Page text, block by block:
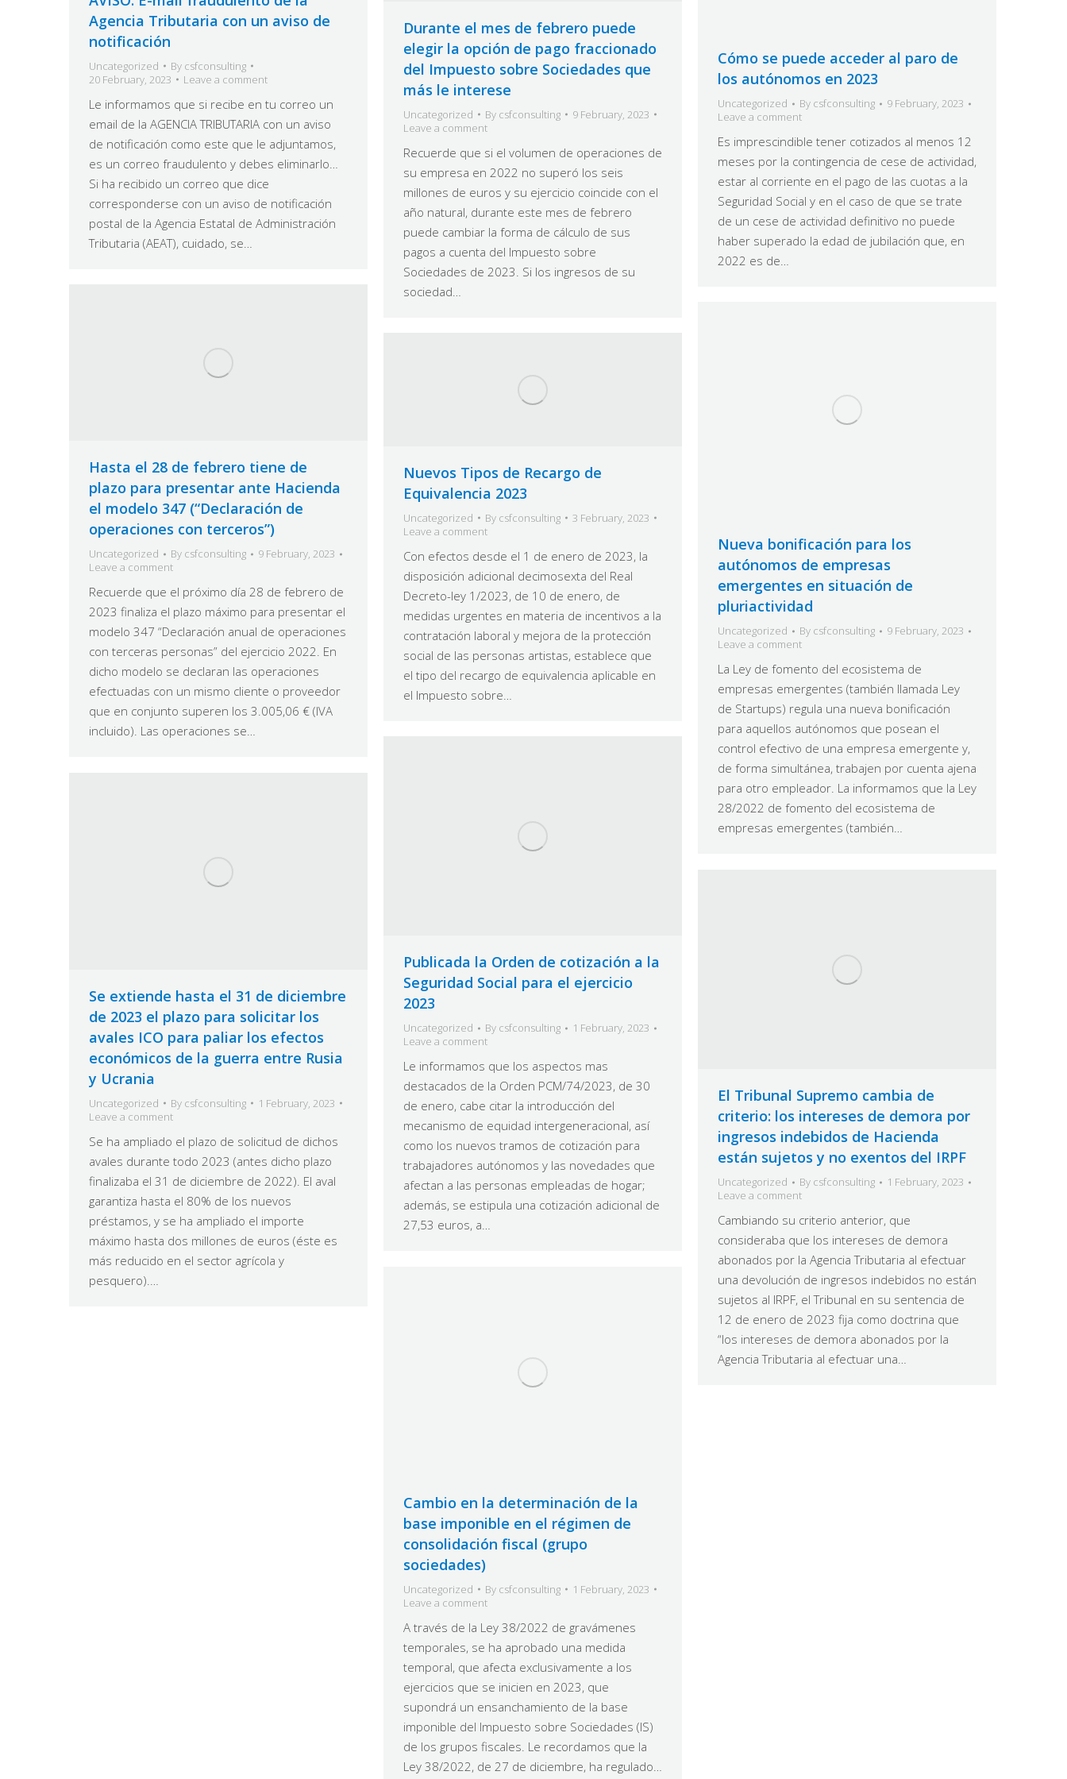
Agencia Tributaria con un aviso de
notificación
Uncategorized By csfconsulting
20 February, 2023
Leave a comment
Le informamos que si recibe en tu correo un
email de la AGENCIA TRIBUTARIA con un aviso
de notificación como este que le adjuntamos,
es un correo fraudulento y debes eliminarlo…
Si ha recibido un correo que dice
corresponderse con un aviso de notificación
postal de la Agencia Estatal de Administración
Tributaria (AEAT), cuidado, se…
Durante el mes de febrero puede
elegir la opción de pago fraccionado
del Impuesto sobre Sociedades que
más le interese
Uncategorized By csfconsulting
9 February, 2023
Leave a comment
Recuerde que si el volumen de operaciones de
su empresa en 2022 no superó los seis
millones de euros y su ejercicio coincide con el
año natural, durante este mes de febrero
puede cambiar la forma de cálculo de sus
pagos a cuenta del Impuesto sobre
Sociedades de 2023. Si los ingresos de su
sociedad…
Cómo se puede acceder al paro de
los autónomos en 2023
Uncategorized By csfconsulting
9 February, 2023
Leave a comment
Es imprescindible tener cotizados al menos 12
meses por la contingencia de cese de actividad,
estar al corriente en el pago de las cuotas a la
Seguridad Social y en el caso de que se trate
de un cese de actividad definitivo no puede
haber superado la edad de jubilación que, en
2022 es de…
Hasta el 28 de febrero tiene de
plazo para presentar ante Hacienda
el modelo 347 (“Declaración de
operaciones con terceros”)
Uncategorized By csfconsulting
9 February, 2023
Leave a comment
Recuerde que el próximo día 28 de febrero de
2023 finaliza el plazo máximo para presentar el
modelo 347 “Declaración anual de operaciones
con terceras personas” del ejercicio 2022. En
dicho modelo se declaran las operaciones
efectuadas con un mismo cliente o proveedor
que en conjunto superen los 3.005,06 € (IVA
incluido). Las operaciones se…
Nueva bonificación para los
autónomos de empresas
emergentes en situación de
pluriactividad
Uncategorized By csfconsulting
9 February, 2023
Leave a comment
La Ley de fomento del ecosistema de
empresas emergentes (también llamada Ley
de Startups) regula una nueva bonificación
para aquellos autónomos que posean el
control efectivo de una empresa emergente y,
de forma simultánea, trabajen por cuenta ajena
para otro empleador. La informamos que la Ley
28/2022 de fomento del ecosistema de
empresas emergentes (también…
Nuevos Tipos de Recargo de
Equivalencia 2023
Uncategorized By csfconsulting
3 February, 2023
Leave a comment
Con efectos desde el 1 de enero de 2023, la
disposición adicional decimosexta del Real
Decreto-ley 1/2023, de 10 de enero, de
medidas urgentes en materia de incentivos a la
contratación laboral y mejora de la protección
social de las personas artistas, establece que
el tipo del recargo de equivalencia aplicable en
el Impuesto sobre…
Publicada la Orden de cotización a la
Seguridad Social para el ejercicio
2023
Uncategorized By csfconsulting
1 February, 2023
Leave a comment
Le informamos que los aspectos mas
destacados de la Orden PCM/74/2023, de 30
de enero, cabe citar la introducción del
mecanismo de equidad intergeneracional, así
como los nuevos tramos de cotización para
trabajadores autónomos y las novedades que
afectan a las personas empleadas de hogar;
además, se estipula una cotización adicional de
27,53 euros, a…
Se extiende hasta el 31 de diciembre
de 2023 el plazo para solicitar los
avales ICO para paliar los efectos
económicos de la guerra entre Rusia
y Ucrania
Uncategorized By csfconsulting
1 February, 2023
Leave a comment
Se ha ampliado el plazo de solicitud de dichos
avales durante todo 2023 (antes dicho plazo
finalizaba el 31 de diciembre de 2022). El aval
garantiza hasta el 80% de los nuevos
préstamos, y se ha ampliado el importe
máximo hasta dos millones de euros (éste es
más reducido en el sector agrícola y
pesquero).…
El Tribunal Supremo cambia de
criterio: los intereses de demora por
ingresos indebidos de Hacienda
están sujetos y no exentos del IRPF
Uncategorized By csfconsulting
1 February, 2023
Leave a comment
Cambiando su criterio anterior, que
consideraba que los intereses de demora
abonados por la Agencia Tributaria al efectuar
una devolución de ingresos indebidos no están
sujetos al IRPF, el Tribunal en su sentencia de
12 de enero de 2023 fija como doctrina que
“los intereses de demora abonados por la
Agencia Tributaria al efectuar una…
Cambio en la determinación de la
base imponible en el régimen de
consolidación fiscal (grupo
sociedades)
Uncategorized By csfconsulting
1 February, 2023
Leave a comment
A través de la Ley 38/2022 de gravámenes
temporales, se ha aprobado una medida
temporal, que afecta exclusivamente a los
ejercicios que se inicien en 2023, que
supondrá un ensanchamiento de la base
imponible del Impuesto sobre Sociedades (IS)
de los grupos fiscales. Le recordamos que la
Ley 38/2022, de 27 de diciembre, ha regulado…